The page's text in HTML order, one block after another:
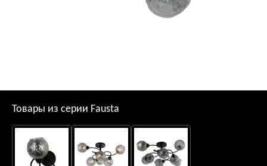
Товары из серии Fausta